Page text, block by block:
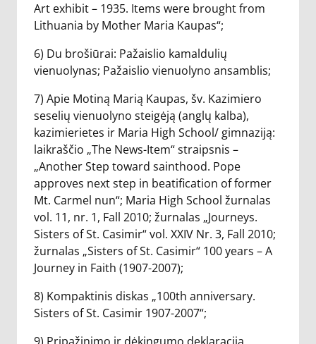
Art exhibit – 1935. Items were brought from
Lithuania by Mother Maria Kaupas“;
6) Du brošiūrai: Pažaislio kamaldulių
vienuolynas; Pažaislio vienuolyno ansamblis;
7) Apie Motiną Marią Kaupas, šv. Kazimiero
seselių vienuolyno steigėją (anglų kalba),
kazimierietes ir Maria High School/ gimnaziją:
laikraščio „The News-Item“ straipsnis –
„Another Step toward sainthood. Pope
approves next step in beatification of former
Mt. Carmel nun“; Maria High School žurnalas
vol. 11, nr. 1, Fall 2010; žurnalas „Journeys.
Sisters of St. Casimir“ vol. XXIV Nr. 3, Fall 2010;
žurnalas „Sisters of St. Casimir“ 100 years – A
Journey in Faith (1907-2007);
8) Kompaktinis diskas „100th anniversary.
Sisters of St. Casimir 1907-2007“;